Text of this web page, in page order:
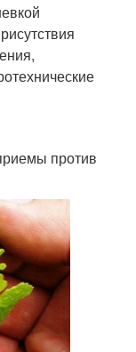
против